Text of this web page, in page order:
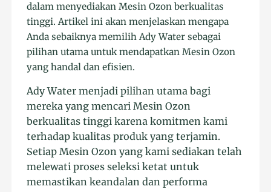
dalam menyediakan Mesin Ozon berkualitas
tinggi. Artikel ini akan menjelaskan mengapa
Anda sebaiknya memilih Ady Water sebagai
pilihan utama untuk mendapatkan Mesin Ozon
yang handal dan efisien.
Ady Water menjadi pilihan utama bagi
mereka yang mencari Mesin Ozon
berkualitas tinggi karena komitmen kami
terhadap kualitas produk yang terjamin.
Setiap Mesin Ozon yang kami sediakan telah
melewati proses seleksi ketat untuk
memastikan keandalan dan performa